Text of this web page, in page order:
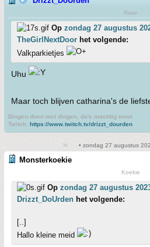
Rawr
Op zondag 27 augustus
TheGirlNextDoor het volgende:
Valkparkietjes
Uhu
Maar toch blijven catharina's de
Dingen doen met dingen, da's machtig mooi
Twitch: https://www.twitch.tv/drizzt_dourden
• zondag 27 augustus
Monsterkoekie
Koekie
Op zondag 27 augustus
Drizzt_DoUrden het volgende:
[..]
Hallo kleine meid